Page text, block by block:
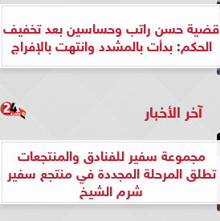
قضية حسن راتب وحساسين بعد تخفيف
الحكم: بدأت بالمشدد وانتهت بالإفراج
آخر الأخبار
مجموعة سفير للفنادق والمنتجعات
تطلق المرحلة المجددة في منتجع سفير
شرم الشيخ